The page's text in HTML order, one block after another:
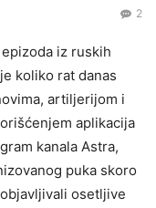
2
iz ruskih
koliko rat danas
artiljerijom i
aplikacija
kanala Astra,
puka skoro
osetljive